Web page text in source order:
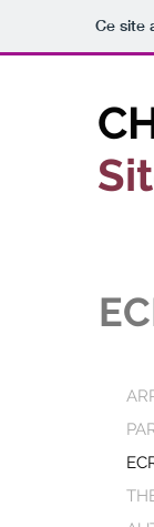
Ce site